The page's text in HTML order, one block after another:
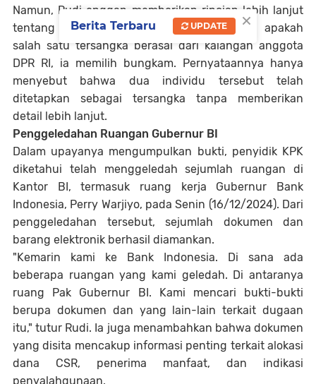
Namun, Rudi enggan memberikan rincian lebih lanjut
tentang identitas tersangka. Saat ditanya apakah
salah satu tersangka berasal dari kalangan anggota
DPR RI, ia memilih bungkam. Pernyataannya hanya
menyebut bahwa dua individu tersebut telah
ditetapkan sebagai tersangka tanpa memberikan
detail lebih lanjut.
Penggeledahan Ruangan Gubernur BI
Dalam upayanya mengumpulkan bukti, penyidik KPK
diketahui telah menggeledah sejumlah ruangan di
Kantor BI, termasuk ruang kerja Gubernur Bank
Indonesia, Perry Warjiyo, pada Senin (16/12/2024). Dari
penggeledahan tersebut, sejumlah dokumen dan
barang elektronik berhasil diamankan.
"Kemarin kami ke Bank Indonesia. Di sana ada
beberapa ruangan yang kami geledah. Di antaranya
ruang Pak Gubernur BI. Kami mencari bukti-bukti
berupa dokumen dan yang lain-lain terkait dugaan
itu," tutur Rudi. Ia juga menambahkan bahwa dokumen
yang disita mencakup informasi penting terkait alokasi
dana CSR, penerima manfaat, dan indikasi
penyalahgunaan.
×
Berita Terbaru UPDATE